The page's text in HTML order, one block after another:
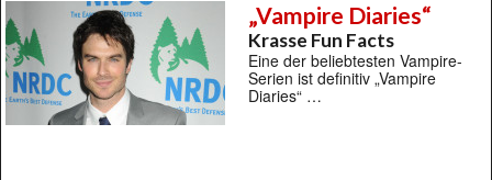
„Vampire Diaries“
Krasse Fun Facts
Eine der beliebtesten Vampire-
Serien ist definitiv „Vampire
Diaries“ …